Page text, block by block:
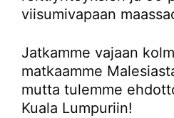
viisumivapaan
Jatkamme vajaan
matkaamme
mutta tulemme
Kuala Lumpuriin!